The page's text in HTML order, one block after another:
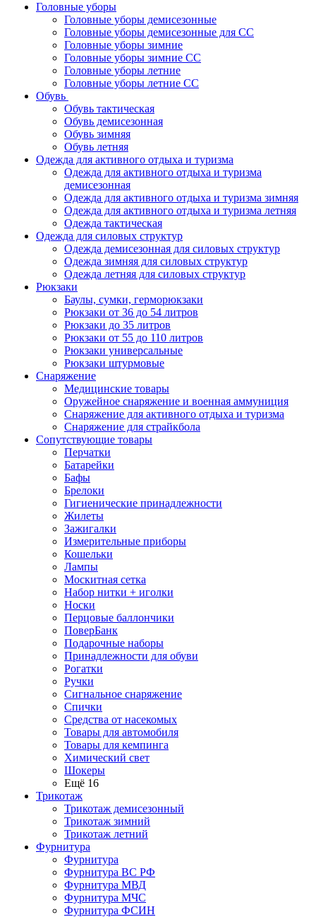
Головные уборы
Головные уборы демисезонные
Головные уборы демисезонные для СС
Головные уборы зимние
Головные уборы зимние СС
Головные уборы летние
Головные уборы летние СС
Обувь
Обувь тактическая
Обувь демисезонная
Обувь зимняя
Обувь летняя
Одежда для активного отдыха и туризма
Одежда для активного отдыха и туризма
демисезонная
Одежда для активного отдыха и туризма зимняя
Одежда для активного отдыха и туризма летняя
Одежда тактическая
Одежда для силовых структур
Одежда демисезонная для силовых структур
Одежда зимняя для силовых структур
Одежда летняя для силовых структур
Рюкзаки
Баулы, сумки, герморюкзаки
Рюкзаки от 36 до 54 литров
Рюкзаки до 35 литров
Рюкзаки от 55 до 110 литров
Рюкзаки универсальные
Рюкзаки штурмовые
Снаряжение
Медицинские товары
Оружейное снаряжение и военная аммуниция
Снаряжение для активного отдыха и туризма
Снаряжение для страйкбола
Сопутствующие товары
Перчатки
Батарейки
Бафы
Брелоки
Гигиенические принадлежности
Жилеты
Зажигалки
Измерительные приборы
Кошельки
Лампы
Москитная сетка
Набор нитки + иголки
Носки
Перцовые баллончики
ПоверБанк
Подарочные наборы
Принадлежности для обуви
Рогатки
Ручки
Сигнальное снаряжение
Спички
Средства от насекомых
Товары для автомобиля
Товары для кемпинга
Химический свет
Шокеры
Ещё 16
Трикотаж
Трикотаж демисезонный
Трикотаж зимний
Трикотаж летний
Фурнитура
Фурнитура
Фурнитура ВС РФ
Фурнитура МВД
Фурнитура МЧС
Фурнитура ФСИН